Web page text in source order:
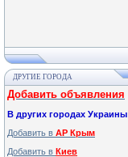
ДРУГИЕ ГОРОДА
Добавить объявления
В других городах Украины
Добавить в АР Крым
Добавить в Киев